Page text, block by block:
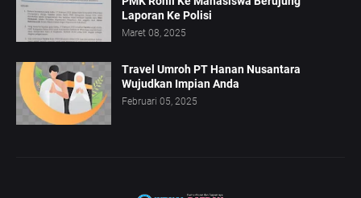
Laporan Ke Polisi
Maret 08, 2025
Travel Umroh PT Hanan Nusantara
Wujudkan Impian Anda
Februari 05, 2025